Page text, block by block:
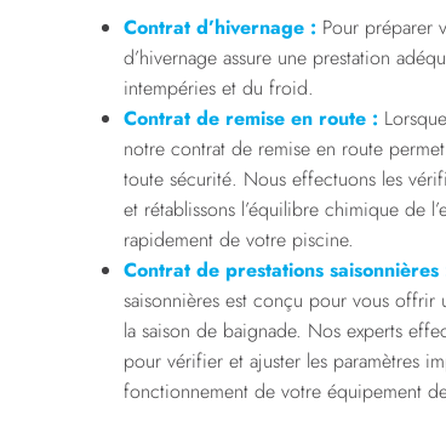
Contrat d’hivernage : Pour préparer
d’hivernage assure une prestation
intempéries et du froid.
Contrat de remise en route :
notre contrat de remise en route
toute sécurité. Nous effectuons les
et rétablissons l’équilibre chimique de
rapidement de votre piscine.
Contrat de prestations saisonnières
saisonnières est conçu pour vous
la saison de baignade. Nos experts
pour vérifier et ajuster les paramètres
fonctionnement de votre équipement